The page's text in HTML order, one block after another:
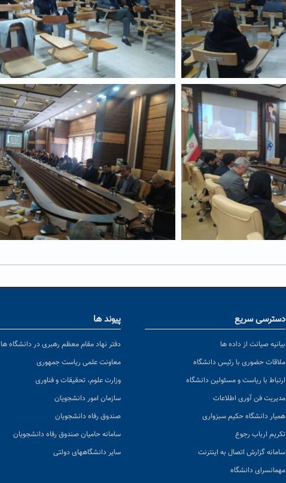
دسترسی سریع
بیانیه صیانت از داده ها
ملاقات حضوری با رئیس دانشگاه
ارتباط با ریاست و مسئولین دانشگاه
مدیریت فن آوری اطلاعات
همیار دانشگاه حکیم سبزواری
تکریم ارباب رجوع
سامانه گزارش اتصال به اینترنت
مهمانسرای دانشگاه
پیوند ها
دفتر نهاد مقام معظم رهبری در دانشگاه ها
معاونت علمی ریاست جمهوری
وزارت علوم، تحقیقات و فناوری
سازمان امور دانشجویان
صندوق رفاه دانشجویان
سامانه حامیان صندوق رفاه دانشجویان
سایر دانشگاههای دولتی